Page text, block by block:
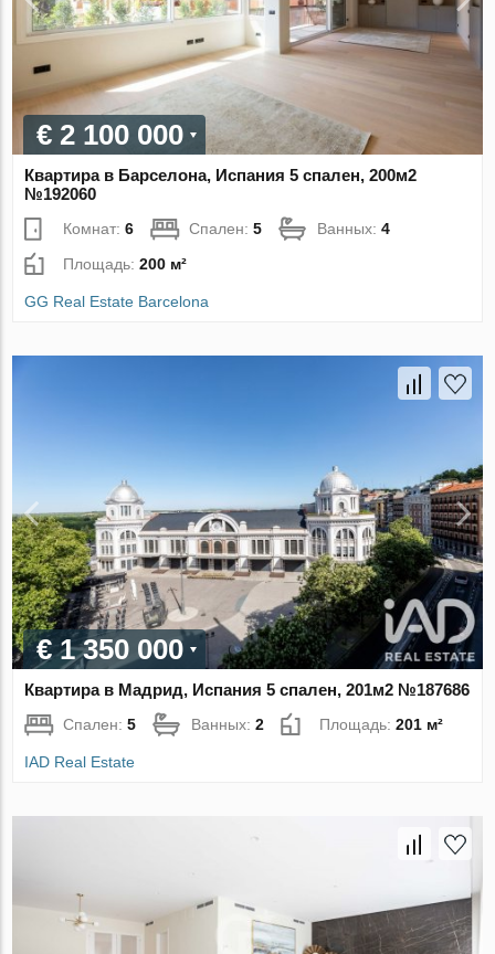
€ 2 100 000
Квартира в Барселона, Испания 5 спален, 200м2
№192060
Комнат:6 Спален:5 Ванных:4
Площадь:200 м²
GG Real Estate Barcelona
€ 1 350 000
Квартира в Мадрид, Испания 5 спален, 201м2 №187686
Спален:5 Ванных:2 Площадь:201 м²
IAD Real Estate